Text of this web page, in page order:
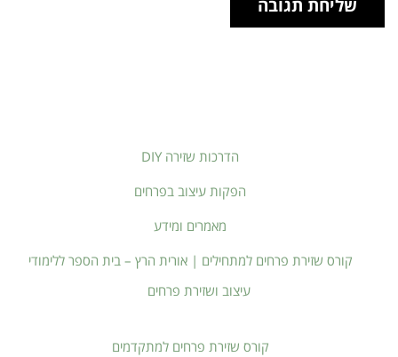
הדרכות שזירה DIY
הפקות עיצוב בפרחים
מאמרים ומידע
קורס שזירת פרחים למתחילים | אורית הרץ – בית הספר ללימודי
עיצוב ושזירת פרחים
קורס שזירת פרחים למתקדמים